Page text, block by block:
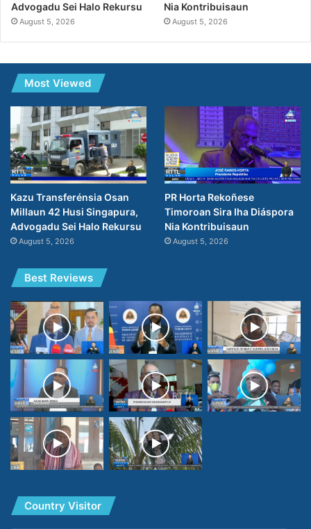
Advogadu Sei Halo Rekursu
August 5, 2026
Nia Kontribuisaun
August 5, 2026
Most Viewed
Kazu Transferénsia Osan
Millaun 42 Husi Singapura,
Advogadu Sei Halo Rekursu
August 5, 2026
PR Horta Rekoñese
Timoroan Sira Iha Diáspora
Nia Kontribuisaun
August 5, 2026
Best Reviews
Country Visitor